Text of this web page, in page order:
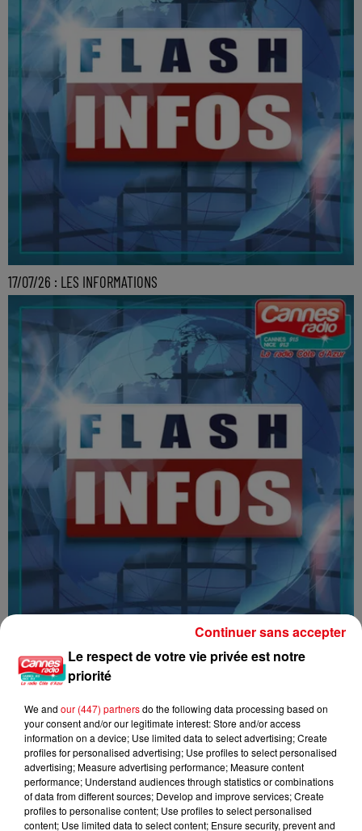
17/07/26 : LES INFORMATIONS
16/07/26 : LES INFORMATIONS
Le respect de votre vie privée est notre
priorité
We and our (447) partnersdo the following data processing based on
your consent and/or our legitimate interest: Store and/or access
information on a device; Use limited data to select advertising; Create
profiles for personalised advertising; Use profiles to select personalised
advertising; Measure advertising performance; Measure content
performance; Understand audiences through statistics or combinations
of data from different sources; Develop and improve services; Create
profiles to personalise content; Use profiles to select personalised
content; Use limited data to select content; Ensure security, prevent and
Continuer sans accepter